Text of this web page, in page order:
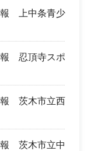
報 上中条青少
報 忍頂寺スポ
報 茨木市立西
報 茨木市立中